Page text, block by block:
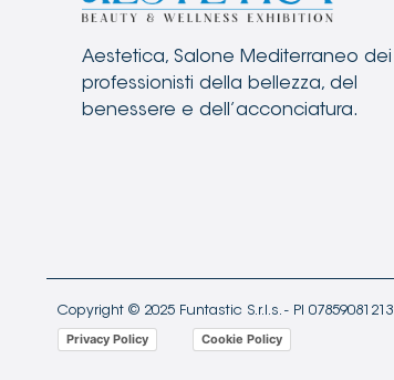
Aestetica, Salone Mediterraneo dei
professionisti della bellezza, del
benessere e dell’acconciatura.
Copyright © 2025 Funtastic S.r.l.s. - PI 07859081213
Privacy Policy Cookie Policy